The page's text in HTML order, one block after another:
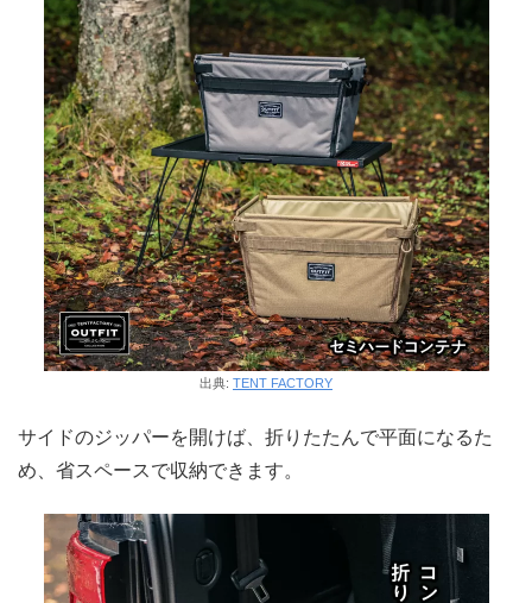
出典: TENT FACTORY
サイドのジッパーを開けば、折りたたんで平面になるた
め、省スペースで収納できます。